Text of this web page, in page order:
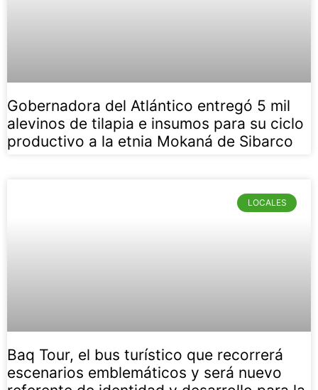
Gobernadora del Atlántico entregó 5 mil
alevinos de tilapia e insumos para su ciclo
productivo a la etnia Mokaná de Sibarco
LOCALES
Baq Tour, el bus turístico que recorrerá
escenarios emblemáticos y será nuevo